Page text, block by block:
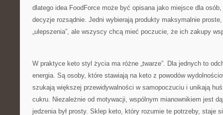
dlatego idea FoodForce może być opisana jako miejsce dla
decyzje rozsądnie. Jedni wybierają produkty maksymalnie
„ulepszenia”, ale wszyscy chcą mieć poczucie, że ich zakupy
W praktyce keto styl życia ma różne „twarze”. Dla jednych to
energia. Są osoby, które stawiają na keto z powodów
szukają większej przewidywalności w samopoczuciu i unikają
cukru. Niezależnie od motywacji, wspólnym mianownikiem jest
jedzenia był prosty. Sklep keto, który rozumie te potrzeby, staje